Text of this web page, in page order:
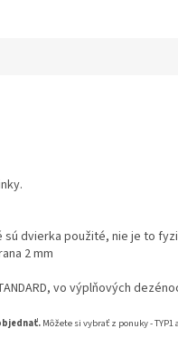
dvierka použité, nie je to
2 mm
vo výplňových
Môžete si vybrať z ponuky - TYP1